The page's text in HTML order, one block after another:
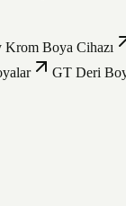
Krom Boya Cihazı
GT Deri